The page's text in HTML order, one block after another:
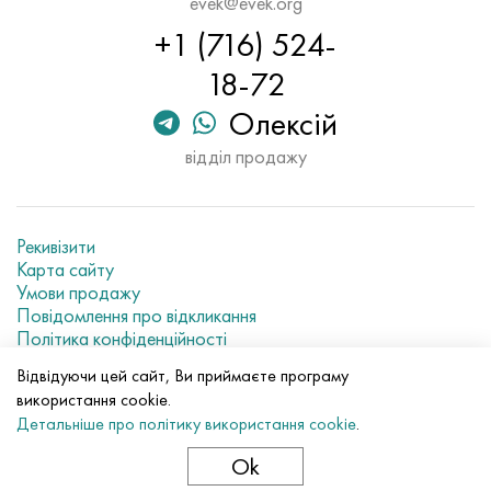
+1 (716) 524-
18-72
Олексій
відділ продажу
Рекивізити
Карта сайту
Умови продажу
Повідомлення про відкликання
Політика конфіденційності
© 2007–2026 «Evek GmbH»
Використання матеріалів сайту без прямого посилання
Відвідуючи цей сайт, Ви приймаєте програму
використання cookie.
Детальніше про політику використання cookie.
Ok
Удимет 500
Удимет 720
40ХФА, 1.7223, aisi 4142
45ХН2МФА, k2425, 45hnmf